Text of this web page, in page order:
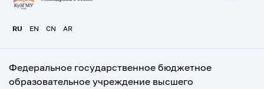
RU EN CN AR
Федеральное государственное бюджетное
образовательное учреждение высшего